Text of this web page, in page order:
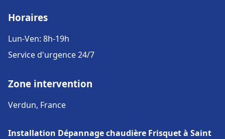
Horaires
Lun-Ven: 8h-19h
Service d'urgence 24/7
Zone intervention
Verdun, France
Installation Dépannage chaudière Frisquet à Saint